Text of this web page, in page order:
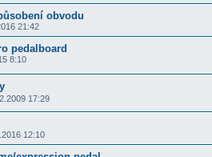
obvodu
21:42
pedalboard
8:10
17:29
12:10